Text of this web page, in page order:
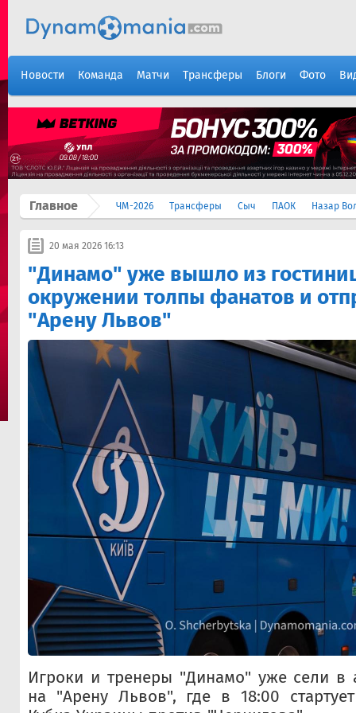
Новости Команда Матчи Трансферы Блоги Фото
Главное ЧМ-2026 Трансферы Сыч ПАОК Назар
20 мая 2026 16:13
"Динамо" уже вышло из
окружении толпы фанатов и
"Арену Львов"
Игроки и тренеры "Динамо" уже сели в
на "Арену Львов", где в 18:00